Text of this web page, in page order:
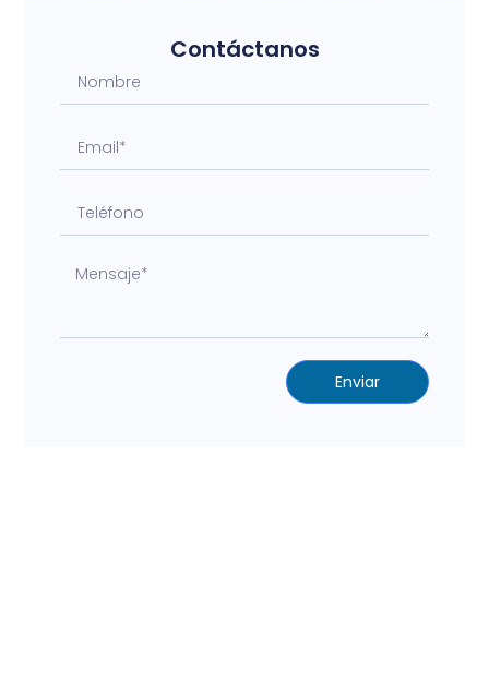
Contáctanos
Enviar